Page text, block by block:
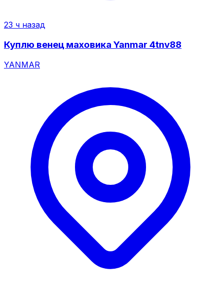
23 ч назад
Куплю венец маховика Yanmar 4tnv88
YANMAR